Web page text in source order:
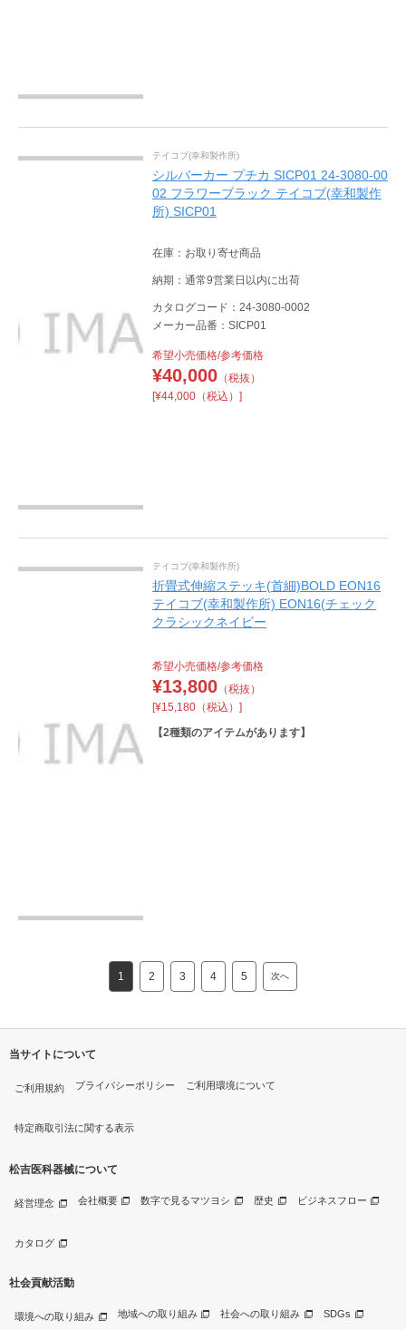
テイコブ(幸和製作所)
シルバーカー プチカ SICP01 24-3080-00
02 フラワーブラック テイコブ(幸和製作
所) SICP01
在庫：お取り寄せ商品
納期：通常9営業日以内に出荷
カタログコード：24-3080-0002
メーカー品番：SICP01
希望小売価格/参考価格
¥40,000（税抜）
[¥44,000（税込）]
テイコブ(幸和製作所)
折畳式伸縮ステッキ(首細)BOLD EON16
テイコブ(幸和製作所) EON16(チェック
クラシックネイビー
希望小売価格/参考価格
¥13,800（税抜）
[¥15,180（税込）]
【2種類のアイテムがあります】
1 2 3 4 5 次へ
当サイトについて
ご利用規約 プライバシーポリシー ご利用環境について
特定商取引法に関する表示
松吉医科器械について
経営理念 会社概要 数字で見るマツヨシ 歴史 ビジネスフロー
カタログ
社会貢献活動
環境への取り組み 地域への取り組み 社会への取り組み SDGs